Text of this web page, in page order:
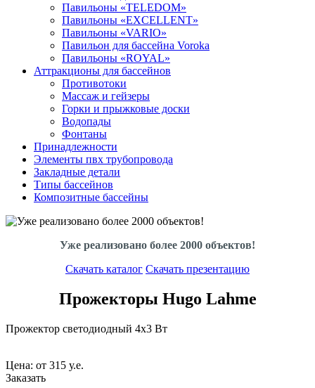
Павильоны «TELEDOM»
Павильоны «EXCELLENT»
Павильоны «VARIO»
Павильон для бассейна Voroka
Павильоны «ROYAL»
Аттракционы для бассейнов
Противотоки
Массаж и гейзеры
Горки и прыжковые доски
Водопады
Фонтаны
Принадлежности
Элементы пвх трубопровода
Закладные детали
Типы бассейнов
Композитные бассейны
Уже реализовано более 2000 объектов!
Скачать каталог Скачать презентацию
Прожекторы Hugo Lahme
Прожектор светодиодный 4х3 Вт
Цена: от 315 у.е.
Заказать